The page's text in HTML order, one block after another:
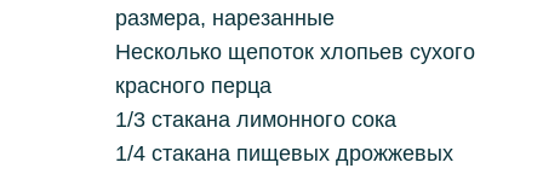
размера, нарезанные
Несколько щепоток хлопьев сухого
красного перца
1/3 стакана лимонного сока
1/4 стакана пищевых дрожжевых